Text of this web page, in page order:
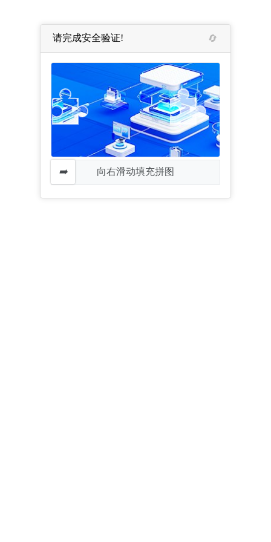
请完成安全验证!
向右滑动填充拼图